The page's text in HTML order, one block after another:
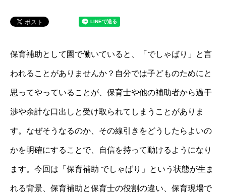
保育補助として園で働いていると、「でしゃばり」と言
われることがありませんか？自分では子どものためにと
思ってやっていることが、保育士や他の補助者から過干
渉や余計な口出しと受け取られてしまうことがありま
す。なぜそうなるのか、その線引きをどうしたらよいの
かを明確にすることで、自信を持って動けるようになり
ます。今回は「保育補助 でしゃばり」という状態が生ま
れる背景、保育補助と保育士の役割の違い、保育現場で